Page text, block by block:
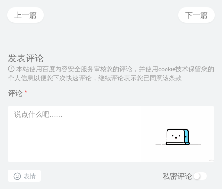
下一篇
上一篇
发表评论
本站使用百度内容安全服务审核您的评论，并使用cookie技术保留您的
个人信息以便您下次快速评论，继续评论表示您已同意该条款
评论 *
表情 私密评论